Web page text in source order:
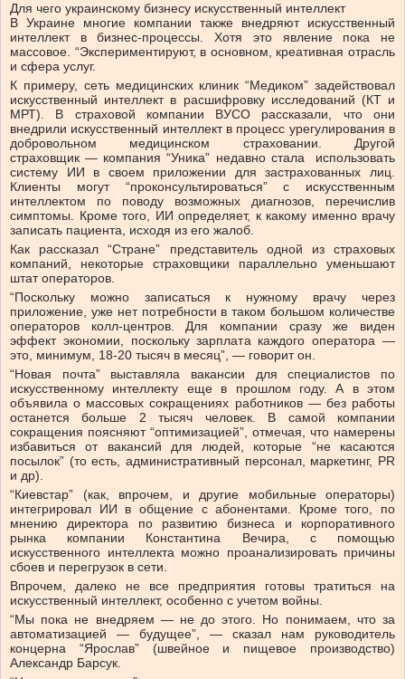
Для чего украинскому бизнесу искусственный интеллект
В Украине многие компании также внедряют искусственный
интеллект в бизнес-процессы. Хотя это явление пока не
массовое. “Экспериментируют, в основном, креативная отрасль
и сфера услуг.
К примеру, сеть медицинских клиник “Медиком” задействовал
искусственный интеллект в расшифровку исследований (КТ и
МРТ). В страховой компании ВУСО рассказали, что они
внедрили искусственный интеллект в процесс урегулирования в
добровольном медицинском страховании. Другой
страховщик — компания “Уника” недавно стала использовать
систему ИИ в своем приложении для застрахованных лиц.
Клиенты могут “проконсультироваться” с искусственным
интеллектом по поводу возможных диагнозов, перечислив
симптомы. Кроме того, ИИ определяет, к какому именно врачу
записать пациента, исходя из его жалоб.
Как рассказал “Стране” представитель одной из страховых
компаний, некоторые страховщики параллельно уменьшают
штат операторов.
“Поскольку можно записаться к нужному врачу через
приложение, уже нет потребности в таком большом количестве
операторов колл-центров. Для компании сразу же виден
эффект экономии, поскольку зарплата каждого оператора —
это, минимум, 18-20 тысяч в месяц”, — говорит он.
“Новая почта” выставляла вакансии для специалистов по
искусственному интеллекту еще в прошлом году. А в этом
объявила о массовых сокращениях работников — без работы
останется больше 2 тысяч человек. В самой компании
сокращения поясняют “оптимизацией”, отмечая, что намерены
избавиться от вакансий для людей, которые “не касаются
посылок” (то есть, административный персонал, маркетинг, PR
и др).
“Киевстар” (как, впрочем, и другие мобильные операторы)
интегрировал ИИ в общение с абонентами. Кроме того, по
мнению директора по развитию бизнеса и корпоративного
рынка компании Константина Вечира, с помощью
искусственного интеллекта можно проанализировать причины
сбоев и перегрузок в сети.
Впрочем, далеко не все предприятия готовы тратиться на
искусственный интеллект, особенно с учетом войны.
“Мы пока не внедряем — не до этого. Но понимаем, что за
автоматизацией — будущее”, — сказал нам руководитель
концерна “Ярослав” (швейное и пищевое производство)
Александр Барсук.